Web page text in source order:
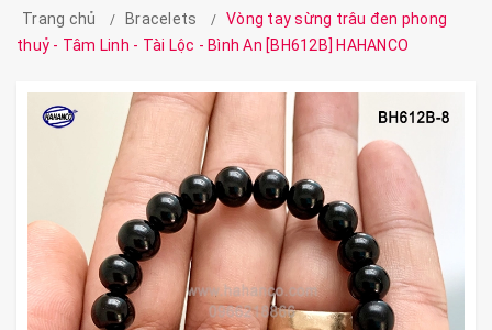
Trang chủ Bracelets
Vòng tay sừng trâu đen phong
thuỷ - Tâm Linh - Tài Lộc - Bình An [BH612B] HAHANCO